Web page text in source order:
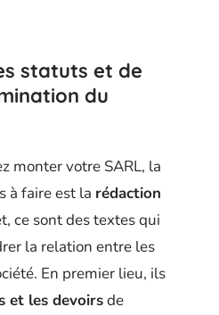
statuts et de
du
monter votre SARL, la
à faire est la rédaction
ce sont des textes qui
la relation entre les
En premier lieu, ils
et les devoirsde